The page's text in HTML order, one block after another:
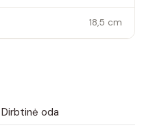
18,5 cm
Dirbtinė oda